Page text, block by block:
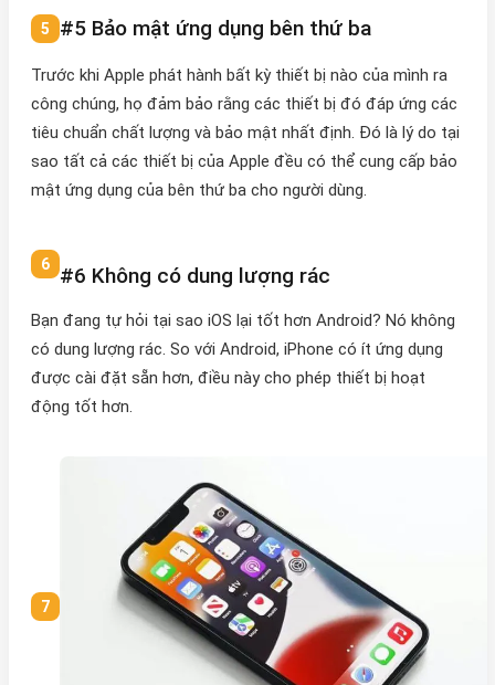
#5 Bảo mật ứng dụng bên thứ ba
Trước khi Apple phát hành bất kỳ thiết bị nào của mình ra
công chúng, họ đảm bảo rằng các thiết bị đó đáp ứng các
tiêu chuẩn chất lượng và bảo mật nhất định. Đó là lý do tại
sao tất cả các thiết bị của Apple đều có thể cung cấp bảo
mật ứng dụng của bên thứ ba cho người dùng.
#6 Không có dung lượng rác
Bạn đang tự hỏi tại sao iOS lại tốt hơn Android? Nó không
có dung lượng rác. So với Android, iPhone có ít ứng dụng
được cài đặt sẵn hơn, điều này cho phép thiết bị hoạt
động tốt hơn.